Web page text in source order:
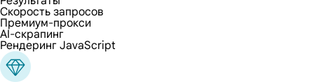
Скорость запросов
Премиум-прокси
AI-скрапинг
Рендеринг JavaScript